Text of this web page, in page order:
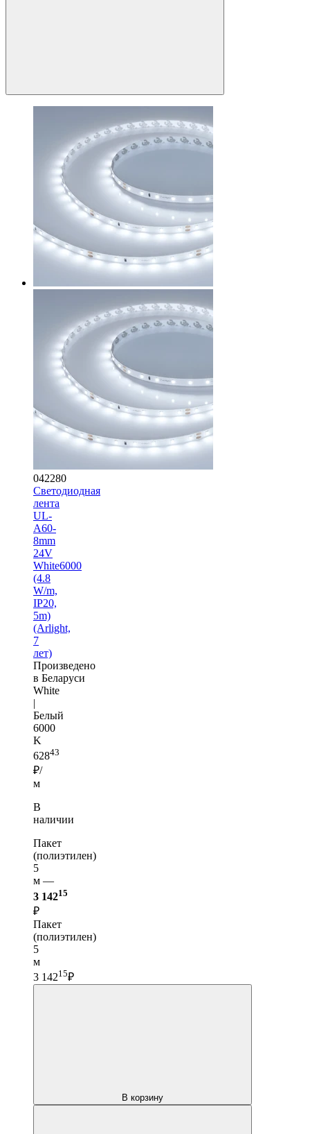
042280
Светодиодная
лента
UL-
A60-
8mm
24V
White6000
(4.8
W/m,
IP20,
5m)
(Arlight,
7
лет)
Произведено
в Беларуси
White
|
Белый
6000
K
62843
₽/
м
В
наличии
Пакет
(полиэтилен)
5
м —
3 14215
₽
Пакет
(полиэтилен)
5
м
3 14215₽
В корзину